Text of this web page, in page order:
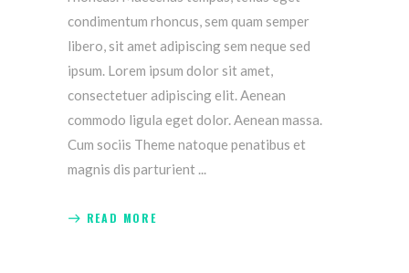
condimentum rhoncus, sem quam semper
libero, sit amet adipiscing sem neque sed
ipsum. Lorem ipsum dolor sit amet,
consectetuer adipiscing elit. Aenean
commodo ligula eget dolor. Aenean massa.
Cum sociis Theme natoque penatibus et
magnis dis parturient
READ MORE